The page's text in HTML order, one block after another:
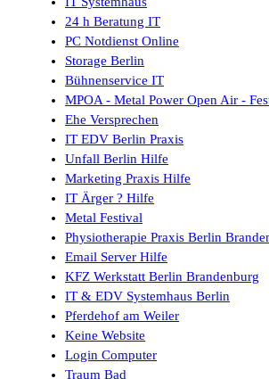
24 h Beratung IT
PC Notdienst Online
Storage Berlin
Bühnenservice IT
MPOA - Metal Power Open Air -
Ehe Versprechen
IT EDV Berlin Praxis
Unfall Berlin Hilfe
Marketing Praxis Hilfe
IT Ärger ? Hilfe
Metal Festival
Physiotherapie Praxis Berlin
Email Server Hilfe
KFZ Werkstatt Berlin Brandenburg
IT & EDV Systemhaus Berlin
Pferdehof am Weiler
Keine Website
Login Computer
Traum Bad